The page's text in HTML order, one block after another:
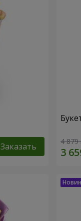
Заказать 4 879